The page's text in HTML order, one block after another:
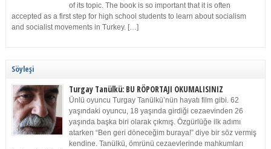
of its topic. The book is so important that it is often
accepted as a first step for high school students to learn about socialism
and socialist movements in Turkey. […]
Söyleşi
Turgay Tanülkü: BU RÖPORTAJI OKUMALISINIZ
Ünlü oyuncu Turgay Tanülkü’nün hayatı film gibi. 62
yaşındaki oyuncu, 18 yaşında girdiği cezaevinden 26
yaşında başka biri olarak çıkmış. Özgürlüğe ilk adımı
atarken “Ben geri döneceğim buraya!” diye bir söz vermiş
kendine. Tanülkü, ömrünü cezaevlerinde mahkumları